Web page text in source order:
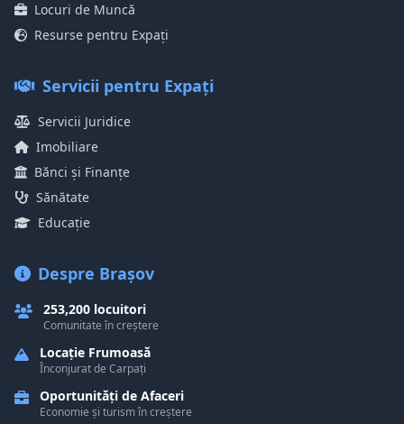
Locuri de Muncă
Resurse pentru Expați
Servicii pentru Expați
Servicii Juridice
Imobiliare
Bănci și Finanțe
Sănătate
Educație
Despre Brașov
253,200 locuitori
Comunitate în creștere
Locație Frumoasă
Înconjurat de Carpați
Oportunități de Afaceri
Economie și turism în creștere